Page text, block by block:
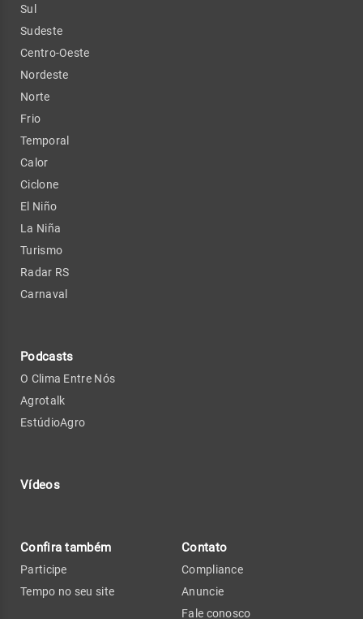
Sul
Sudeste
Centro-Oeste
Nordeste
Norte
Frio
Temporal
Calor
Ciclone
El Niño
La Niña
Turismo
Radar RS
Carnaval
Podcasts
O Clima Entre Nós
Agrotalk
EstúdioAgro
Vídeos
Confira também
Participe
Tempo no seu site
Contato
Compliance
Anuncie
Fale conosco